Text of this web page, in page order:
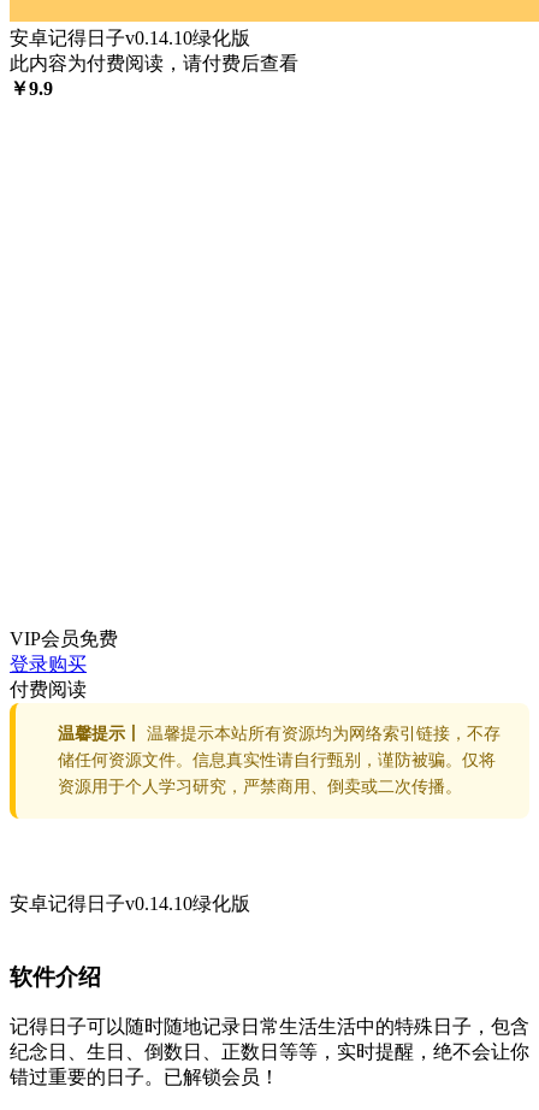
安卓记得日子v0.14.10绿化版
此内容为付费阅读，请付费后查看
￥9.9
VIP会员免费
登录购买
付费阅读
温馨提示丨
温馨提示本站所有资源均为网络索引链接，不存
储任何资源文件。信息真实性请自行甄别，谨防被骗。仅将
资源用于个人学习研究，严禁商用、倒卖或二次传播。
安卓记得日子v0.14.10绿化版
软件介绍
记得日子可以随时随地记录日常生活生活中的特殊日子，包含
纪念日、生日、倒数日、正数日等等，实时提醒，绝不会让你
错过重要的日子。已解锁会员！